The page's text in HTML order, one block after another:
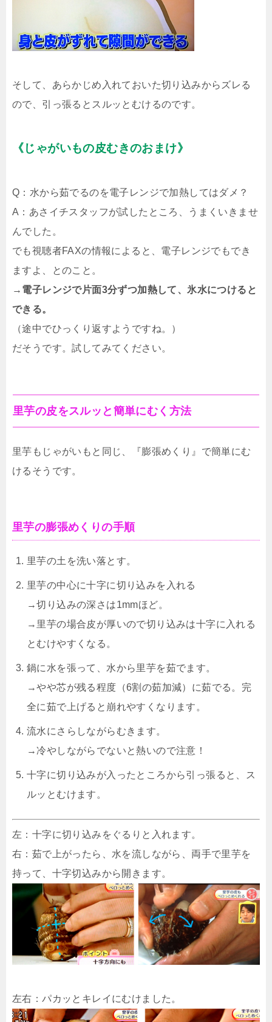
そして、あらかじめ入れておいた切り込みからズレる
ので、引っ張るとスルッとむけるのです。
《じゃがいもの皮むきのおまけ》
Q：水から茹でるのを電子レンジで加熱してはダメ？
A：あさイチスタッフが試したところ、うまくいきませ
んでした。
でも視聴者FAXの情報によると、電子レンジでもでき
ますよ、とのこと。
→電子レンジで片面3分ずつ加熱して、氷水につけると
できる。
（途中でひっくり返すようですね。）
だそうです。試してみてください。
里芋の皮をスルッと簡単にむく方法
里芋もじゃがいもと同じ、『膨張めくり』で簡単にむ
けるそうです。
里芋の膨張めくりの手順
里芋の土を洗い落とす。
里芋の中心に十字に切り込みを入れる
→切り込みの深さは1mmほど。
→里芋の場合皮が厚いので切り込みは十字に入れる
とむけやすくなる。
鍋に水を張って、水から里芋を茹でます。
→やや芯が残る程度（6割の茹加減）に茹でる。完
全に茹で上げると崩れやすくなります。
流水にさらしながらむきます。
→冷やしながらでないと熱いので注意！
十字に切り込みが入ったところから引っ張ると、ス
ルッとむけます。
左：十字に切り込みをぐるりと入れます。
右：茹で上がったら、水を流しながら、両手で里芋を
持って、十字切込みから開きます。
左右：パカッとキレイにむけました。